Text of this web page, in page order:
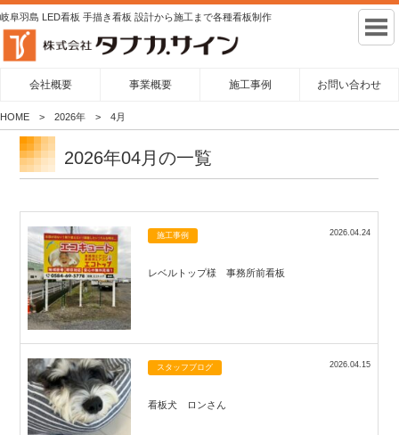
岐阜羽島 LED看板 手描き看板 設計から施工まで各種看板制作
会社概要 事業概要 施工事例 お問い合わせ
HOME 2026年 4月
2026年04月の一覧
施工事例 2026.04.24
レベルトップ様 事務所前看板
スタッフブログ 2026.04.15
看板犬 ロンさん